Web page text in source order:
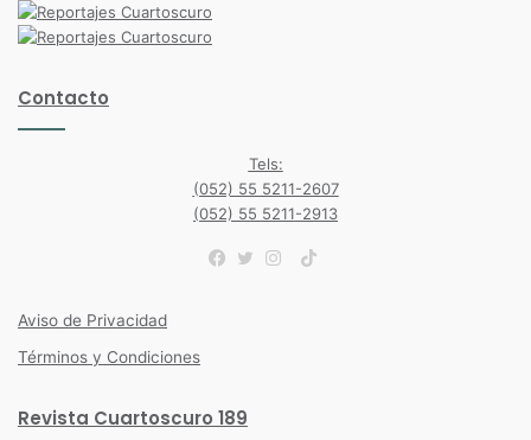
Contacto
Tels:
(052) 55 5211-2607
(052) 55 5211-2913
TikTok
Aviso de Privacidad
Términos y Condiciones
Revista Cuartoscuro 189